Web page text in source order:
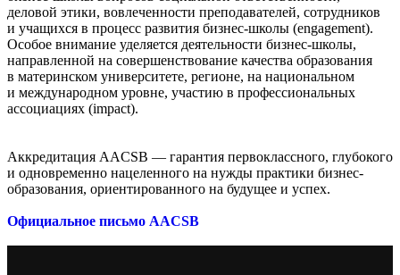
деловой этики, вовлеченности преподавателей, сотрудников
и учащихся в процесс развития бизнес-школы (engagement).
Особое внимание уделяется деятельности бизнес-школы,
направленной на совершенствование качества образования
в материнском университете, регионе, на национальном
и международном уровне, участию в профессиональных
ассоциациях (impact).
Аккредитация AACSB — гарантия первоклассного, глубокого
и одновременно нацеленного на нужды практики бизнес-
образования, ориентированного на будущее и успех.
Официальное письмо AACSB